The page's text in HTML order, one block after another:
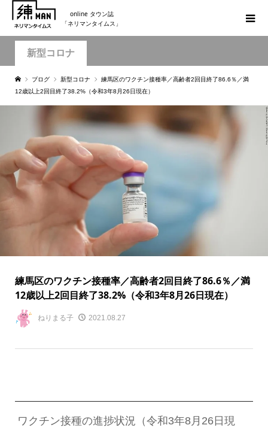
online タウン誌
「ネリマンタイムス」
新型コロナ
ブログ 新型コロナ
練馬区のワクチン接種率／高齢者2回目終了86.6％／満
12歳以上2回目終了38.2%（令和3年8月26日現在）
練馬区のワクチン接種率／高齢者2回目終了86.6％／満
12歳以上2回目終了38.2%（令和3年8月26日現在）
ねりまる子 2021.08.27
ワクチン接種の進捗状況（令和3年8月26日現